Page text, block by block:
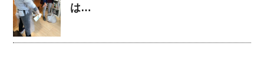
は…